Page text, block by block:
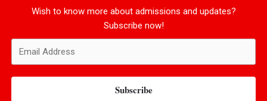
Wish to know more about admissions and updates?
Subscribe now!
Subscribe